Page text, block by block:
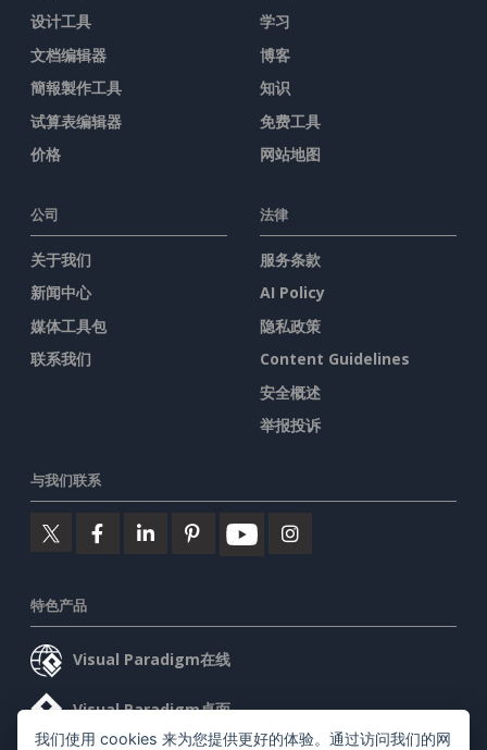
设计工具
文档编辑器
簡報製作工具
试算表编辑器
价格
学习
博客
知识
免费工具
网站地图
公司
关于我们
新闻中心
媒体工具包
联系我们
法律
服务条款
AI Policy
隐私政策
Content Guidelines
安全概述
举报投诉
与我们联系
特色产品
Visual Paradigm在线
Visual Paradigm桌面
我们使用 cookies 来为您提供更好的体验。通过访问我们的网